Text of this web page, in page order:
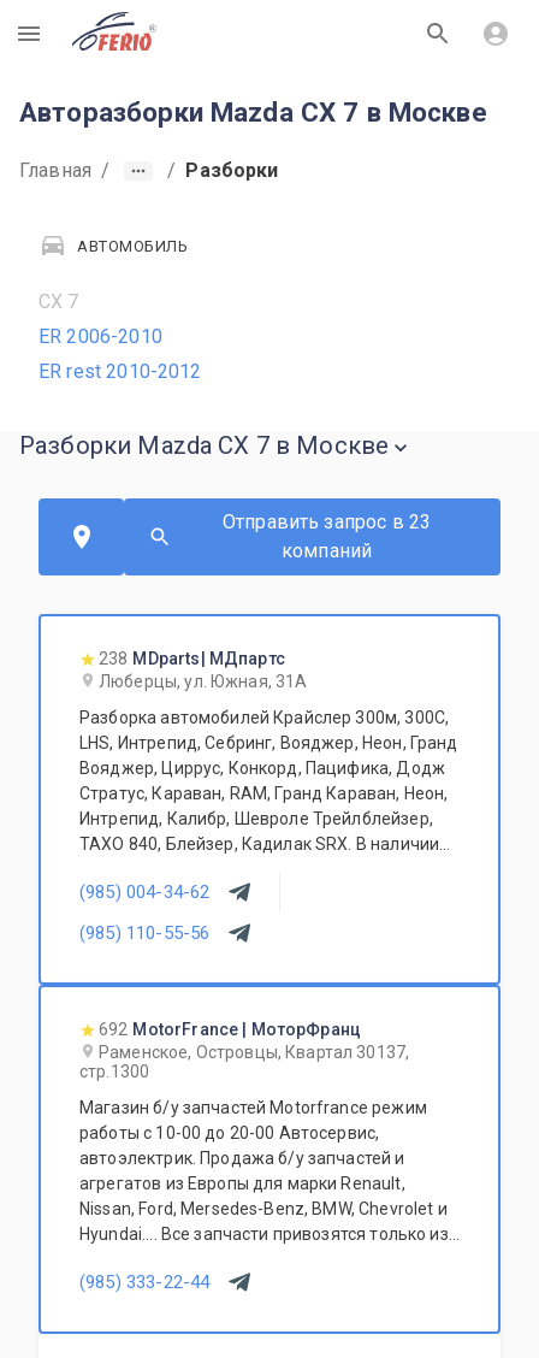
R
Авторазборки Mazda CX 7 в Москве
Главная / / Разборки
АВТОМОБИЛЬ
CX 7
ER 2006-2010
ER rest 2010-2012
Разборки Mazda CX 7 в Москве
Отправить запрос в 23
компаний
238 MDparts| МДпартс
Люберцы, ул. Южная, 31А
Разборка автомобилей Крайслер 300м, 300С,
LHS, Интрепид, Себринг, Вояджер, Неон, Гранд
Вояджер, Циррус, Конкорд, Пацифика, Додж
Стратус, Караван, RAM, Гранд Караван, Неон,
Интрепид, Калибр, Шевроле Трейлблейзер,
ТАХО 840, Блейзер, Кадилак SRX. В наличии
агрегатов для Ваших любимых американских
система скидок.
(985) 004-34-62
(985) 110-55-56
692 MotorFrance | МоторФранц
Раменское, Островцы, Квартал 30137,
стр.1300
Магазин б/у запчастей Motorfrance режим
работы с 10-00 до 20-00 Автосервис,
автоэлектрик. Продажа б/у запчастей и
агрегатов из Европы для марки Renault,
Nissan, Ford, Mersedes-Benz, BMW, Chevrolet и
Hyundai.... Все запчасти привозятся только из
(985) 333-22-44